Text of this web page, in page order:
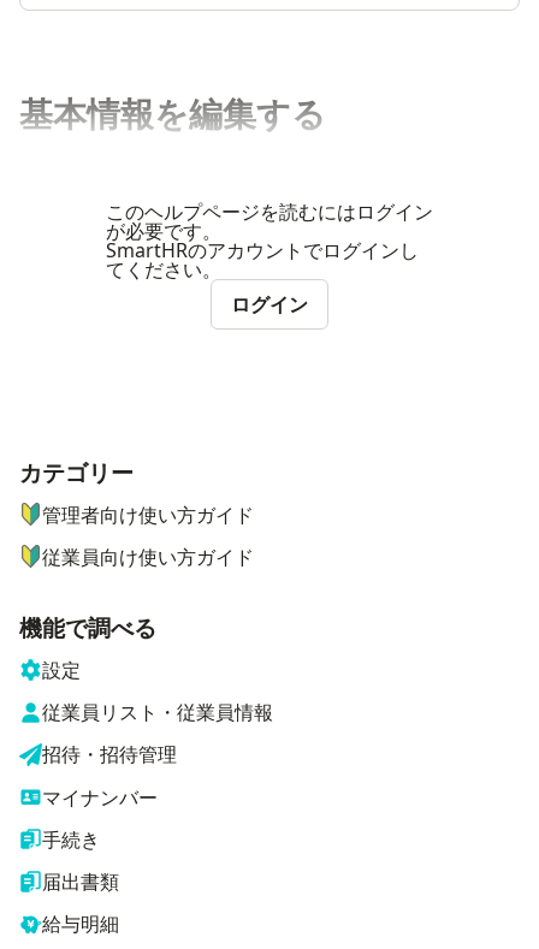
基本情報を編集する
このヘルプページを読むにはログイン
が必要です。
SmartHRのアカウントでログインし
てください。
ログイン
ナビゲーションメニュー
カテゴリー
管理者向け使い方ガイド
従業員向け使い方ガイド
機能で調べる
設定
従業員リスト・従業員情報
招待・招待管理
マイナンバー
手続き
届出書類
給与明細